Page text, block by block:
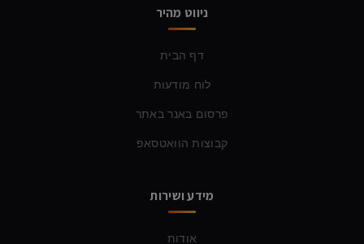
ניווט מהיר
דף הבית
לוח מודעות
פרסום באנר באתר
קבוצות הוואטסאפ
מידע ושירות
אודות